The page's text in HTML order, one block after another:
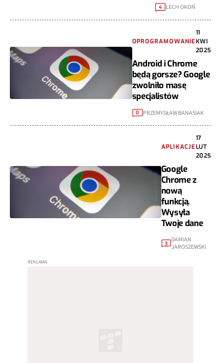
4 LECH OKOŃ
OPROGRAMOWANIE
11
KWI
2025
Android i Chrome
będą gorsze? Google
zwolniło masę
specjalistów
0 PRZEMYSŁAW BANASIAK
APLIKACJE
17
LUT
2025
Google
Chrome z
nową
funkcją.
Wysyła
Twoje dane
3 DAMIAN
JAROSZEWSKI